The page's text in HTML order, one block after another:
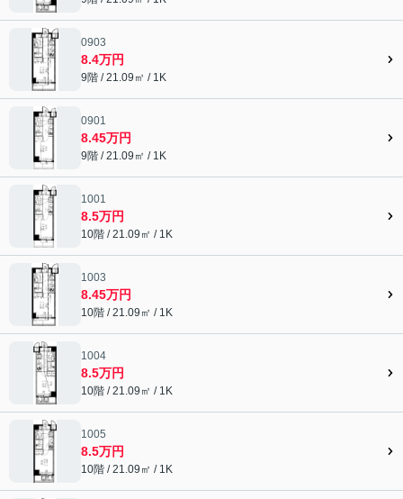
0903
8.4万円
9階 / 21.09㎡ / 1K
0901
8.45万円
9階 / 21.09㎡ / 1K
1001
8.5万円
10階 / 21.09㎡ / 1K
1003
8.45万円
10階 / 21.09㎡ / 1K
1004
8.5万円
10階 / 21.09㎡ / 1K
1005
8.5万円
10階 / 21.09㎡ / 1K